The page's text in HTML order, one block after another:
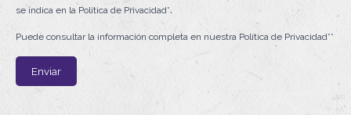
se indica en la Política de Privacidad*.
Puede consultar la información completa en nuestra Política de Privacidad**